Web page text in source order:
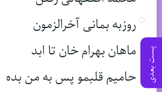
پست بعدی
روزبه بمانی آخرالزمون
ماهان بهرام خان تا ابد
حامیم قلبمو پس به من بده